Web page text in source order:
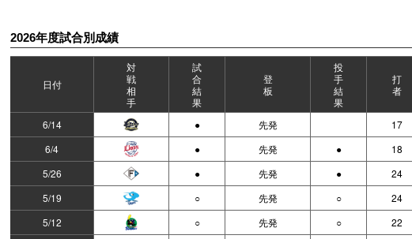
2026年度試合別成績
日付
対
戦
相
手
試
合
結
果
登
板
投
手
結
果
打
者
6/14 ● 先発 17
6/4
● 先発 ● 18
5/26
● 先発 ● 24
5/19
○ 先発 ○ 24
5/12
○ 先発 ○ 22